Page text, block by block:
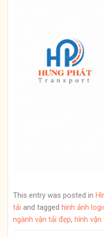
This entry was posted in
tải and tagged hình ảnh
ngành vận tải đẹp, hình